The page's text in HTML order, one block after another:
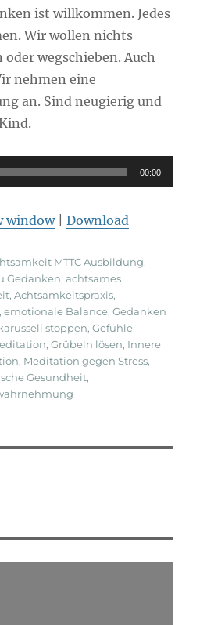
ist willkommen. Jedes
Wir wollen nichts
wegschieben. Auch
nehmen eine
an. Sind neugierig und
00:00
window|Download
MTTC Ausbildung,
Gedanken,achtsames
,Achtsamkeitspraxis,
,emotionale Balance,Gedanken
stoppen,Gefühle
,Grübeln lösen, Innere
, Meditation gegen Stress,
Gesundheit,